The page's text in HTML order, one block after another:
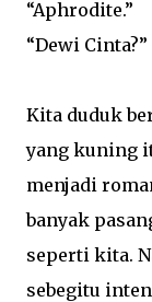
“Aphrodite.”
“Dewi Cinta?”
Kita duduk
yang kuning
menjadi
banyak
seperti kita.
sebegitu